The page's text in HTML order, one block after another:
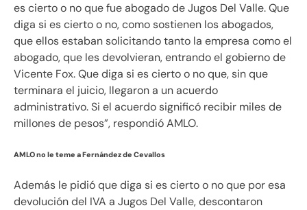
es cierto o no que fue abogado de Jugos Del Valle. Que
diga si es cierto o no, como sostienen los abogados,
que ellos estaban solicitando tanto la empresa como el
abogado, que les devolvieran, entrando el gobierno de
Vicente Fox. Que diga si es cierto o no que, sin que
terminara el juicio, llegaron a un acuerdo
administrativo. Si el acuerdo significó recibir miles de
millones de pesos”, respondió AMLO.
AMLO no le teme a Fernández de Cevallos
Además le pidió que diga si es cierto o no que por esa
devolución del IVA a Jugos Del Valle, descontaron